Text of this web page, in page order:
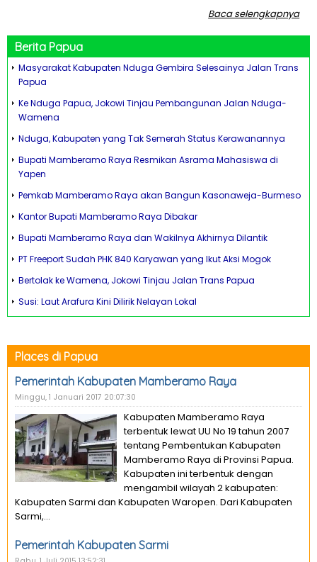
Baca selengkapnya
Berita Papua
Masyarakat Kabupaten Nduga Gembira Selesainya Jalan Trans
Papua
Ke Nduga Papua, Jokowi Tinjau Pembangunan Jalan Nduga-
Wamena
Nduga, Kabupaten yang Tak Semerah Status Kerawanannya
Bupati Mamberamo Raya Resmikan Asrama Mahasiswa di
Yapen
Pemkab Mamberamo Raya akan Bangun Kasonaweja-Burmeso
Kantor Bupati Mamberamo Raya Dibakar
Bupati Mamberamo Raya dan Wakilnya Akhirnya Dilantik
PT Freeport Sudah PHK 840 Karyawan yang Ikut Aksi Mogok
Bertolak ke Wamena, Jokowi Tinjau Jalan Trans Papua
Susi: Laut Arafura Kini Dilirik Nelayan Lokal
Places di Papua
Pemerintah Kabupaten Mamberamo Raya
Minggu, 1 Januari 2017 20:07:30
Kabupaten Mamberamo Raya
terbentuk lewat UU No 19 tahun 2007
tentang Pembentukan Kabupaten
Mamberamo Raya di Provinsi Papua.
Kabupaten ini terbentuk dengan
mengambil wilayah 2 kabupaten:
Kabupaten Sarmi dan Kabupaten Waropen. Dari Kabupaten
Sarmi,...
Pemerintah Kabupaten Sarmi